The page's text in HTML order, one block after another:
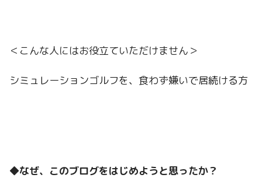
＜こんな人にはお役立ていただけません＞
シミュレーションゴルフを、食わず嫌いで居続ける方
◆なぜ、このブログをはじめようと思ったか？